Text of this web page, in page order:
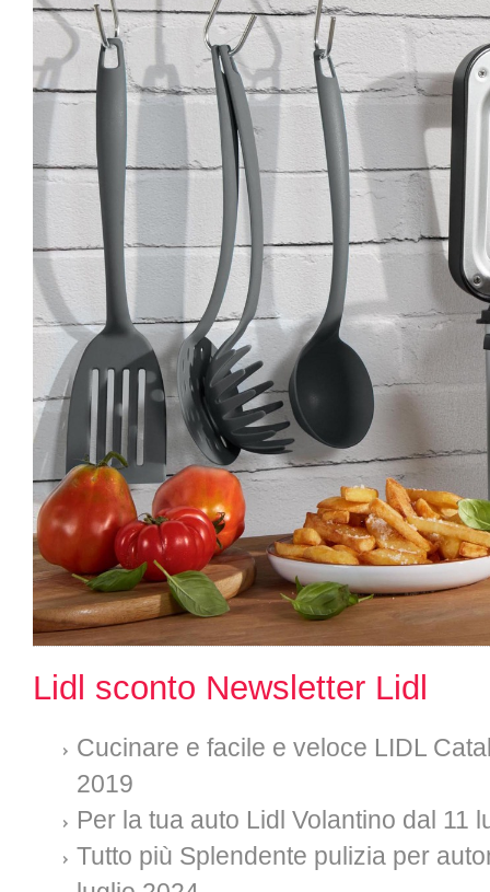
Lidl sconto Newsletter Lidl
Cucinare e facile e veloce LIDL
2019
Per la tua auto Lidl Volantino dal 11
Tutto più Splendente pulizia per